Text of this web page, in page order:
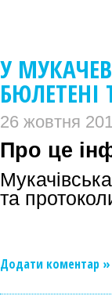
У
26 жовтня
Про це
та
Додати коментар »